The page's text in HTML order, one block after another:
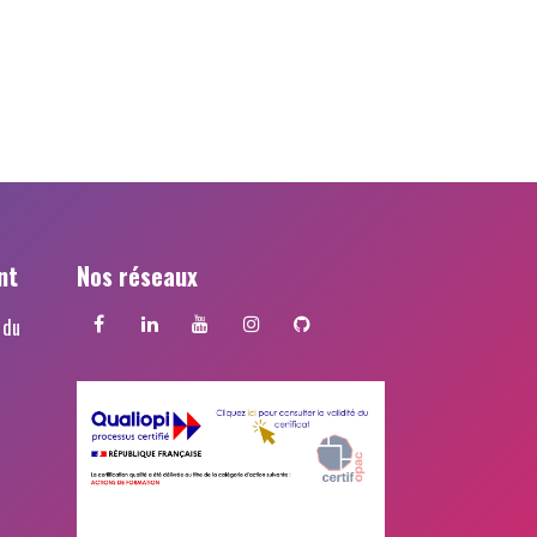
Nos réseaux